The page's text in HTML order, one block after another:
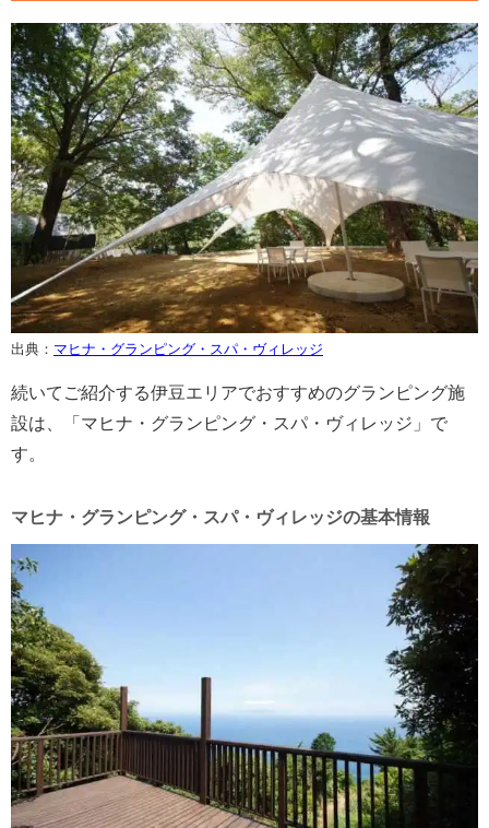
出典： マヒナ・グランピング・スパ・ヴィレッジ
続いてご紹介する伊豆エリアでおすすめのグランピング施
設は、「マヒナ・グランピング・スパ・ヴィレッジ」で
す。
マヒナ・グランピング・スパ・ヴィレッジの基本情報